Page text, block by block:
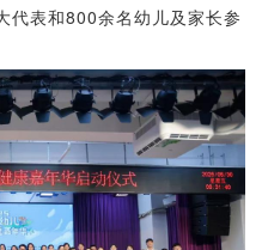
代表和800余名幼儿及家长参